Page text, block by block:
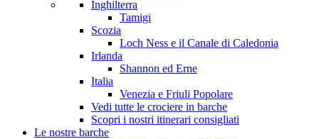
Inghilterra
Tamigi
Scozia
Loch Ness e il Canale di Caledonia
Irlanda
Shannon ed Erne
Italia
Venezia e Friuli Popolare
Vedi tutte le crociere in barche
Scopri i nostri itinerari consigliati
Le nostre barche